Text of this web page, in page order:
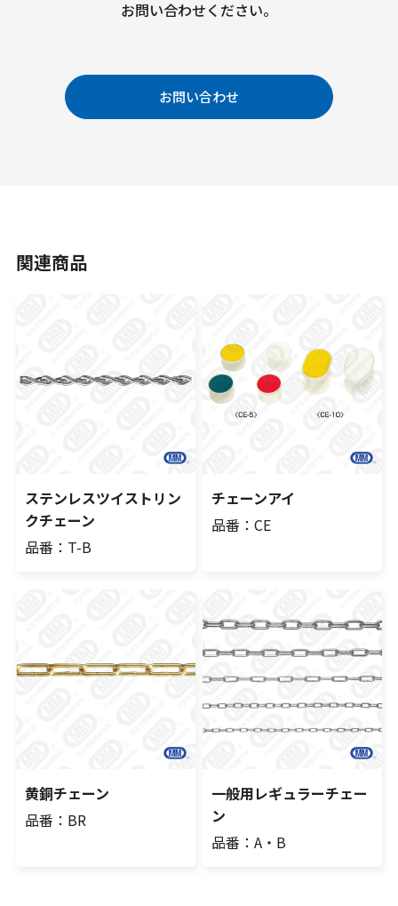
お問い合わせください。
お問い合わせ
関連商品
ステンレスツイストリン
クチェーン
品番：T-B
チェーンアイ
品番：CE
黄銅チェーン
品番：BR
一般用レギュラーチェー
ン
品番：A・B